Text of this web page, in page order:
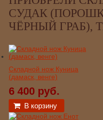
СУДАК
ЧЁРНЫЙ ГРАБ),
Складной нож Куница
(дамаск, венге)
6 400 руб.
В корзину